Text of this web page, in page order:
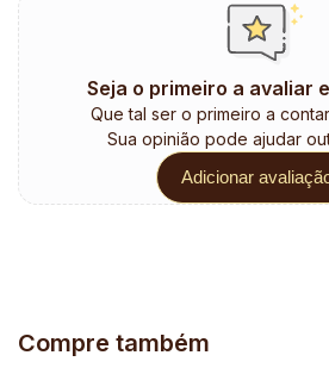
Seja o primeiro a avaliar
Que tal ser o primeiro a
Sua opinião pode ajudar
Adicionar
Compre também